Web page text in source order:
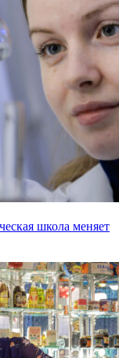
школа меняет